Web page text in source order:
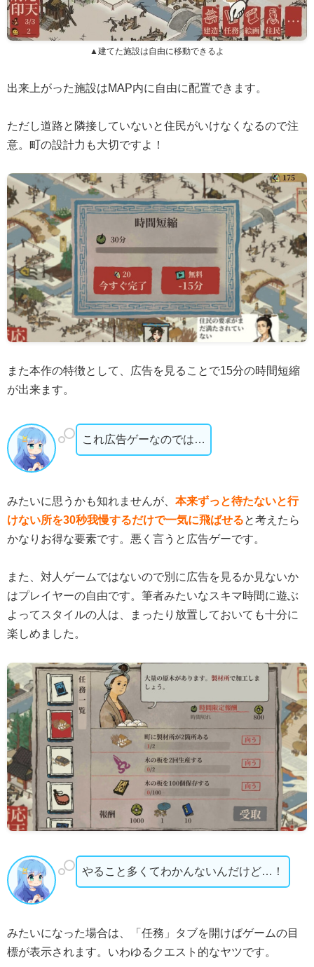
▲建てた施設は自由に移動できるよ
出来上がった施設はMAP内に自由に配置できます。
ただし道路と隣接していないと住民がいけなくなるので注
意。町の設計力も大切ですよ！
また本作の特徴として、広告を見ることで15分の時間短縮
が出来ます。
これ広告ゲーなのでは…
みたいに思うかも知れませんが、 本来ずっと待たないと行
けない所を30秒我慢するだけで一気に飛ばせると考えたら
かなりお得な要素です。悪く言うと広告ゲーです。
また、対人ゲームではないので別に広告を見るか見ないか
はプレイヤーの自由です。筆者みたいなスキマ時間に遊ぶ
よってスタイルの人は、まったり放置しておいても十分に
楽しめました。
やること多くてわかんないんだけど…！
みたいになった場合は、「任務」タブを開けばゲームの目
標が表示されます。いわゆるクエスト的なヤツです。